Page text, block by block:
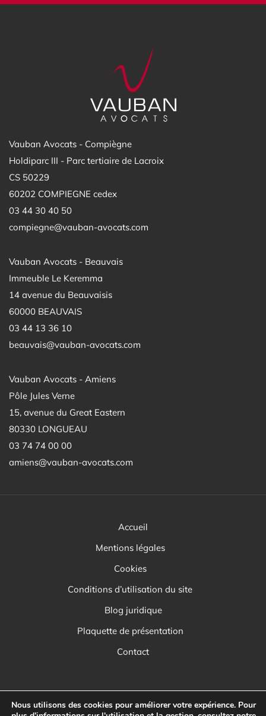
Vauban Avocats - Compiègne
Holdiparc III - Parc tertiaire de Lacroix
CS 50229
60202 COMPIEGNE cedex
03 44 30 40 50
compiegne@vauban-avocats.com
Vauban Avocats - Beauvais
Immeuble Le Keremma
14 avenue du Beauvaisis
60000 BEAUVAIS
03 44 13 36 10
beauvais@vauban-avocats.com
Vauban Avocats - Amiens
Pôle Jules Verne
15, avenue du Great Eastern
80330 LONGUEAU
03 74 74 00 00
amiens@vauban-avocats.com
Accueil
Mentions légales
Cookies
Conditions d’utilisation du site
Blog juridique
Plaquette de présentation
Contact
Nous utilisons des cookies pour améliorer votre expérience. Pour